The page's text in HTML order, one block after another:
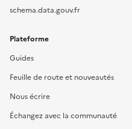
schema.data.gouv.fr
Plateforme
Guides
Feuille de route et nouveautés
Nous écrire
Échangez avec la communauté